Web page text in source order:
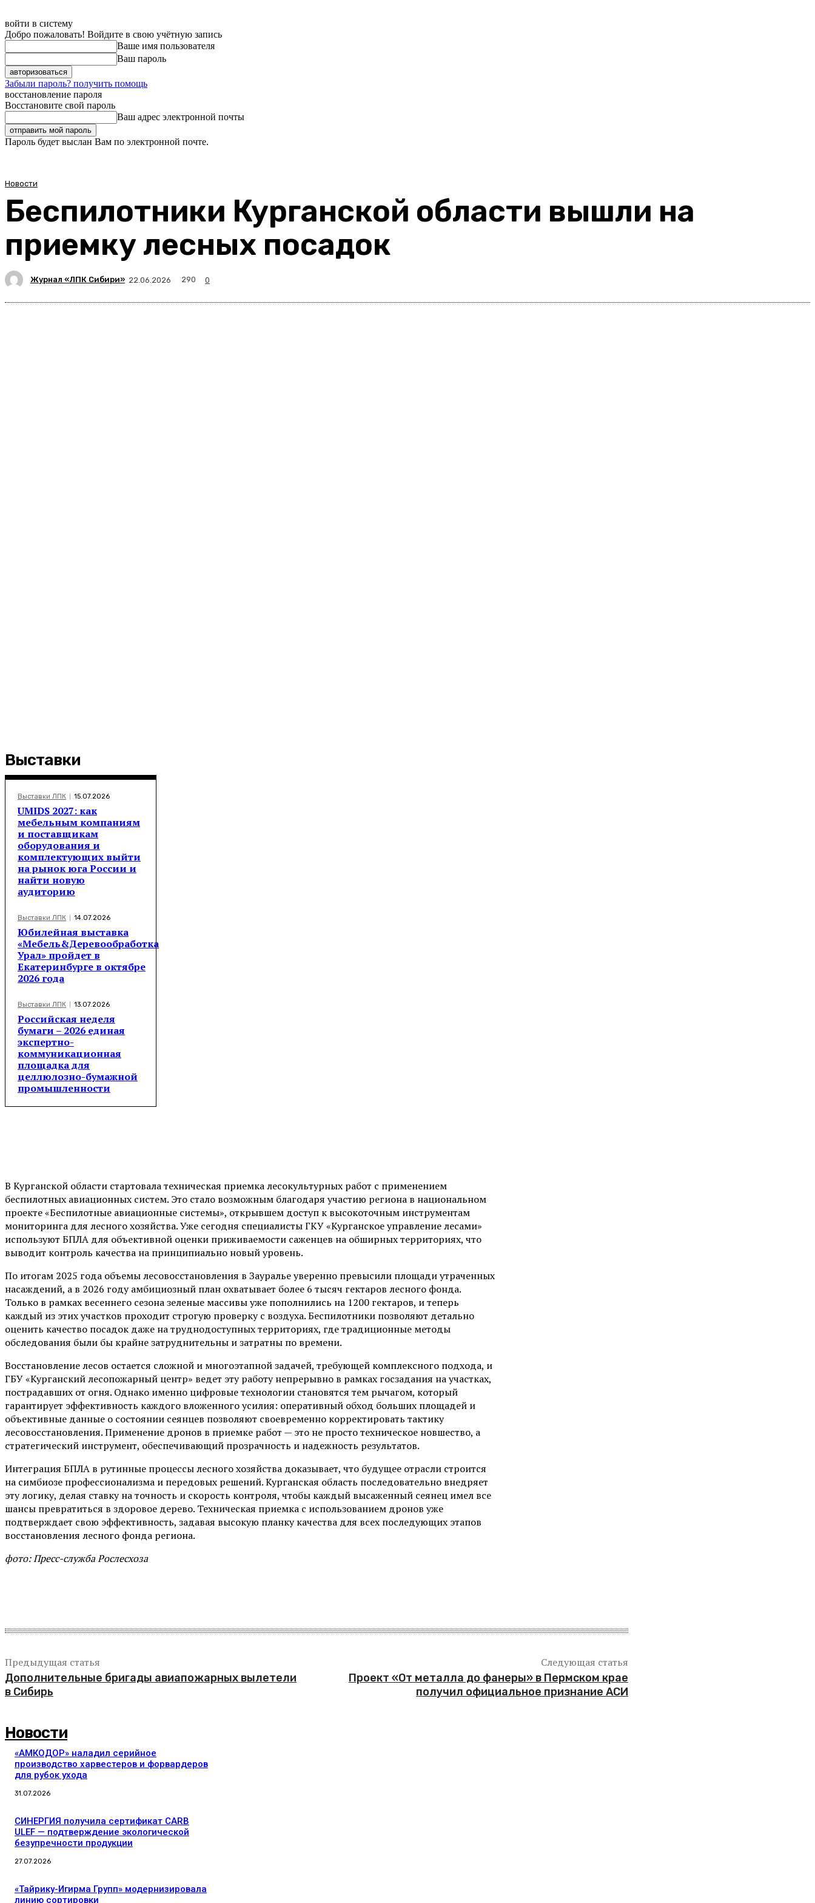
войти в систему
Добро пожаловать! Войдите в свою учётную запись
Ваше имя пользователя
Ваш пароль
Забыли пароль? получить помощь
восстановление пароля
Восстановите свой пароль
Ваш адрес электронной почты
Пароль будет выслан Вам по электронной почте.
Новости
Беспилотники Курганской области вышли на
приемку лесных посадок
Журнал «ЛПК Сибири» 22.06.2026 290 0
Выставки
Выставки ЛПК 15.07.2026
UMIDS 2027: как
мебельным компаниям
и поставщикам
оборудования и
комплектующих выйти
на рынок юга России и
найти новую
аудиторию
Выставки ЛПК 14.07.2026
Юбилейная выставка
«Мебель&Деревообработка
Урал» пройдет в
Екатеринбурге в октябре
2026 года
Выставки ЛПК 13.07.2026
Российская неделя
бумаги – 2026 единая
экспертно-
коммуникационная
площадка для
целлюлозно-бумажной
промышленности
В Курганской области стартовала техническая приемка лесокультурных работ с применением
беспилотных авиационных систем. Это стало возможным благодаря участию региона в национальном
проекте «Беспилотные авиационные системы», открывшем доступ к высокоточным инструментам
мониторинга для лесного хозяйства. Уже сегодня специалисты ГКУ «Курганское управление лесами»
используют БПЛА для объективной оценки приживаемости саженцев на обширных территориях, что
выводит контроль качества на принципиально новый уровень.
По итогам 2025 года объемы лесовосстановления в Зауралье уверенно превысили площади утраченных
насаждений, а в 2026 году амбициозный план охватывает более 6 тысяч гектаров лесного фонда.
Только в рамках весеннего сезона зеленые массивы уже пополнились на 1200 гектаров, и теперь
каждый из этих участков проходит строгую проверку с воздуха. Беспилотники позволяют детально
оценить качество посадок даже на труднодоступных территориях, где традиционные методы
обследования были бы крайне затруднительны и затратны по времени.
Восстановление лесов остается сложной и многоэтапной задачей, требующей комплексного подхода, и
ГБУ «Курганский лесопожарный центр» ведет эту работу непрерывно в рамках госзадания на участках,
пострадавших от огня. Однако именно цифровые технологии становятся тем рычагом, который
гарантирует эффективность каждого вложенного усилия: оперативный обход больших площадей и
объективные данные о состоянии сеянцев позволяют своевременно корректировать тактику
лесовосстановления. Применение дронов в приемке работ — это не просто техническое новшество, а
стратегический инструмент, обеспечивающий прозрачность и надежность результатов.
Интеграция БПЛА в рутинные процессы лесного хозяйства доказывает, что будущее отрасли строится
на симбиозе профессионализма и передовых решений. Курганская область последовательно внедряет
эту логику, делая ставку на точность и скорость контроля, чтобы каждый высаженный сеянец имел все
шансы превратиться в здоровое дерево. Техническая приемка с использованием дронов уже
подтверждает свою эффективность, задавая высокую планку качества для всех последующих этапов
восстановления лесного фонда региона.
фото: Пресс-служба Рослесхоза
Предыдущая статья
Дополнительные бригады авиапожарных вылетели
в Сибирь
Следующая статья
Проект «От металла до фанеры» в Пермском крае
получил официальное признание АСИ
Новости
«АМКОДОР» наладил серийное
производство харвестеров и форвардеров
для рубок ухода
31.07.2026
СИНЕРГИЯ получила сертификат CARB
ULEF — подтверждение экологической
безупречности продукции
27.07.2026
«Тайрику-Игирма Групп» модернизировала
линию сортировки